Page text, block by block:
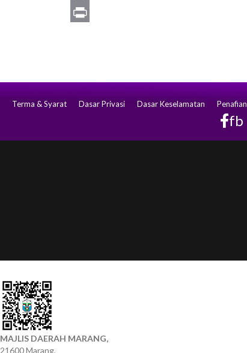
Email
Terma & Syarat Dasar Privasi Dasar Keselamatan Penafian
fb
MAJLIS DAERAH MARANG,
21600 Marang,